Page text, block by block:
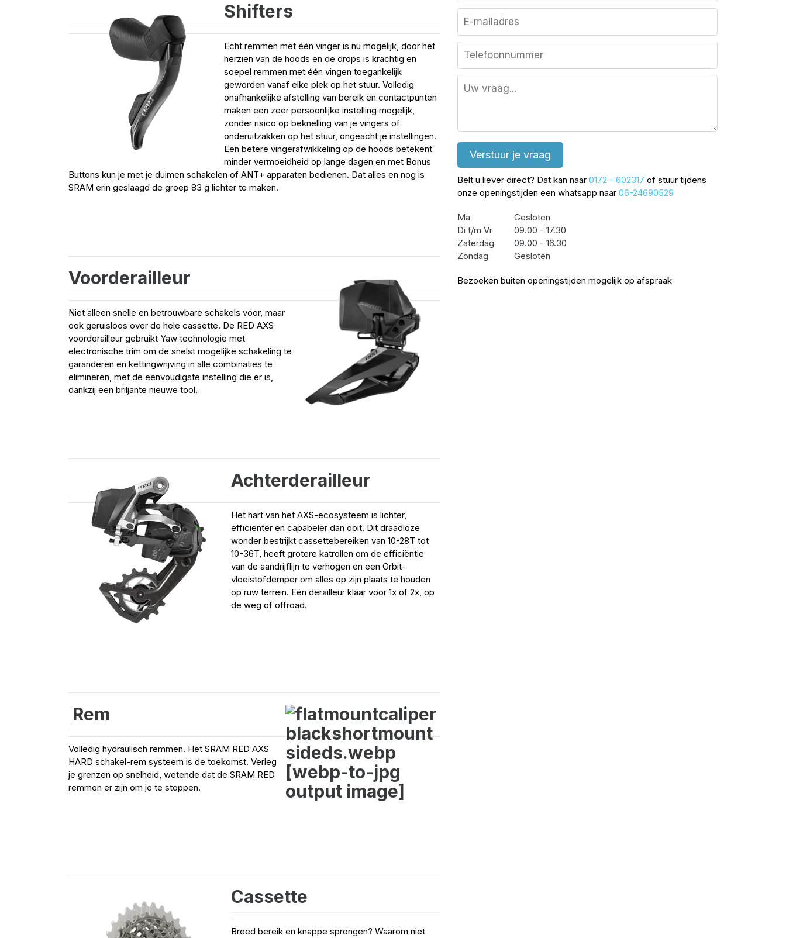
Shifters
Echt remmen met één vinger is nu mogelijk, door het
herzien van de hoods en de drops is krachtig en
soepel remmen met één vingen toegankelijk
geworden vanaf elke plek op het stuur. Volledig
onafhankelijke afstelling van bereik en contactpunten
maken een zeer persoonlijke instelling mogelijk,
zonder risico op beknelling van je vingers of
onderuitzakken op het stuur, ongeacht je instellingen.
Een betere vingerafwikkeling op de hoods betekent
minder vermoeidheid op lange dagen en met Bonus
Buttons kun je met je duimen schakelen of ANT+ apparaten bedienen. Dat alles en nog is
SRAM erin geslaagd de groep 83 g lichter te maken.
Voorderailleur
Niet alleen snelle en betrouwbare schakels voor, maar
ook geruisloos over de hele cassette. De RED AXS
voorderailleur gebruikt Yaw technologie met
electronische trim om de snelst mogelijke schakeling te
garanderen en kettingwrijving in alle combinaties te
elimineren, met de eenvoudigste instelling die er is,
dankzij een briljante nieuwe tool.
Achterderailleur
Het hart van het AXS-ecosysteem is lichter,
efficiënter en capabeler dan ooit. Dit draadloze
wonder bestrijkt cassettebereiken van 10-28T tot
10-36T, heeft grotere katrollen om de efficiëntie
van de aandrijflijn te verhogen en een Orbit-
vloeistofdemper om alles op zijn plaats te houden
op ruw terrein. Eén derailleur klaar voor 1x of 2x, op
de weg of offroad.
Rem
Volledig hydraulisch remmen. Het SRAM RED AXS
HARD schakel-rem systeem is de toekomst. Verleg
je grenzen op snelheid, wetende dat de SRAM RED
remmen er zijn om je te stoppen.
Cassette
Breed bereik en knappe sprongen? Waarom niet
Verstuur je vraag
Belt u liever direct? Dat kan naar 0172 - 602317 of stuur tijdens
onze openingstijden een whatsapp naar 06-24690529
Ma
Gesloten
Di t/m Vr
09.00 - 17.30
Zaterdag
09.00 - 16.30
Zondag
Gesloten
Bezoeken buiten openingstijden mogelijk op afspraak